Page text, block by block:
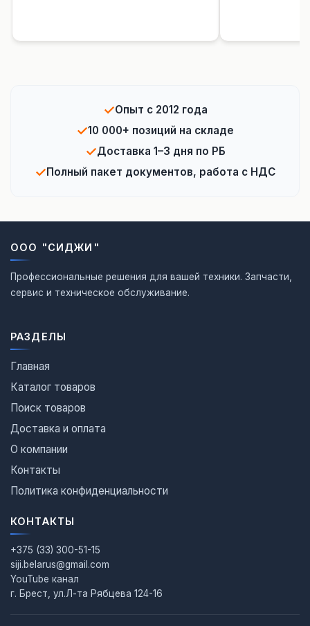
✓Опыт с 2012 года
✓10 000+ позиций на складе
✓Доставка 1–3 дня по РБ
✓ Полный пакет документов, работа с НДС
ООО "СИДЖИ"
Профессиональные решения для вашей техники. Запчасти,
сервис и техническое обслуживание.
РАЗДЕЛЫ
Главная
Каталог товаров
Поиск товаров
Доставка и оплата
О компании
Контакты
Политика конфиденциальности
КОНТАКТЫ
+375 (33) 300-51-15
siji.belarus@gmail.com
YouTube канал
г. Брест, ул.Л-та Рябцева 124-16